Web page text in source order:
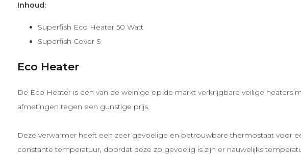
Inhoud:
Superfish Eco Heater 50 Watt
Superfish Cover S
Eco Heater
De Eco Heater is één van de weinige op de markt verkrijgbare veilige heaters
afmetingen tegen een gunstige prijs.
Deze verwarmer heeft een zeer gevoelige en betrouwbare thermostaat voor
constante temperatuur, doordat deze zo gevoelig is zijn er nauwelijks